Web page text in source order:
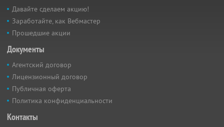
Давайте сделаем акцию!
Заработайте, как Вебмастер
Прошедшие акции
Документы
Агентский договор
Лицензионный договор
Публичная оферта
Политика конфиденциальности
Контакты